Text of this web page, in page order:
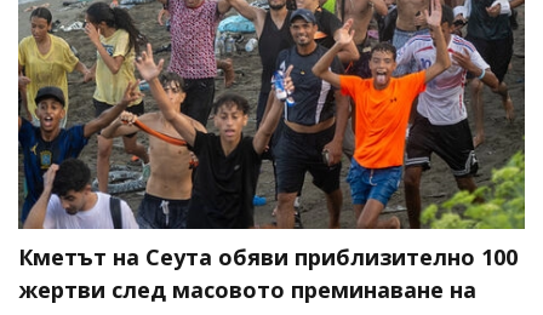
Кметът на Сеута обяви приблизително 100
жертви след масовото преминаване на